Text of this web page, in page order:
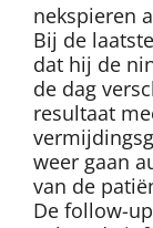
nekspieren
Bij de
dat hij de
de dag
resultaat
weer gaan
van de
De follow-